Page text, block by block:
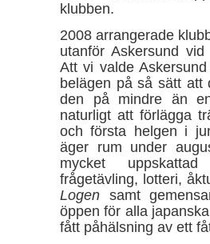
klubben.
2008 arrangerade
utanför Askersund
Att vi valde
belägen på så sätt att
den på mindre än
naturligt att förlägga
och första helgen i
äger rum under
mycket
frågetävling, lotteri,
Logen samt
öppen för alla
fått påhälsning av ett